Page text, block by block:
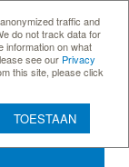
traffic and
do not track data for
information on what
see our Privacy
this site, please click
TOESTAAN